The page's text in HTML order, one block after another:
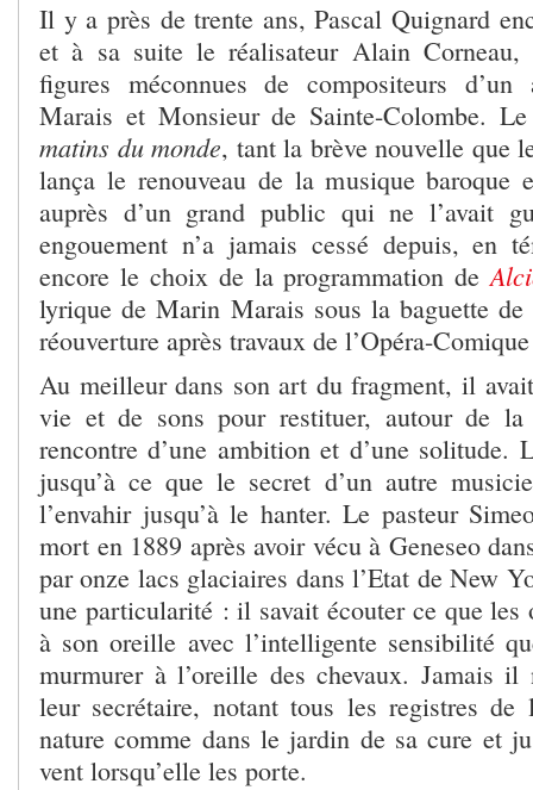
Il y a près de trente ans, Pascal Quignard
et à sa suite le réalisateur Alain
figures méconnues de compositeurs
Marais et Monsieur de Sainte-Colombe.
matins du monde, tant la brève nouvelle que
lança le renouveau de la musique baroque
auprès d’un grand public qui ne l’avait
engouement n’a jamais cessé depuis, en
encore le choix de la programmation de
lyrique de Marin Marais sous la baguette
réouverture après travaux de l’Opéra-
Au meilleur dans son art du fragment, il
vie et de sons pour restituer, autour de
rencontre d’une ambition et d’une solitude.
jusqu’à ce que le secret d’un autre
l’envahir jusqu’à le hanter. Le pasteur
mort en 1889 après avoir vécu à Geneseo
par onze lacs glaciaires dans l’Etat de New
une particularité : il savait écouter ce que les
à son oreille avec l’intelligente sensibilité
murmurer à l’oreille des chevaux. Jamais il
leur secrétaire, notant tous les registres de
nature comme dans le jardin de sa cure et
vent lorsqu’elle les porte.